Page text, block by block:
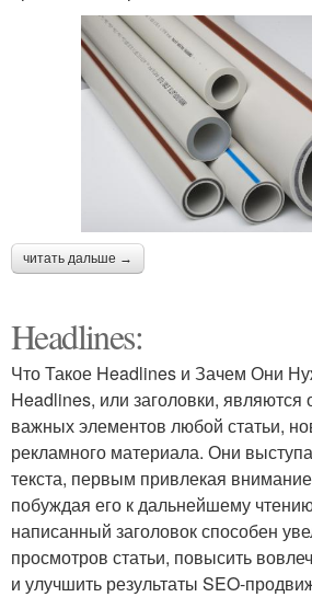
читать дальше →
Headlines:
Что Такое Headlines и Зачем Они
Headlines, или заголовки,
важных элементов любой статьи,
рекламного материала. Они
текста, первым привлекая
побуждая его к дальнейшему
написанный заголовок способен
просмотров статьи, повысить
и улучшить результаты SEO-